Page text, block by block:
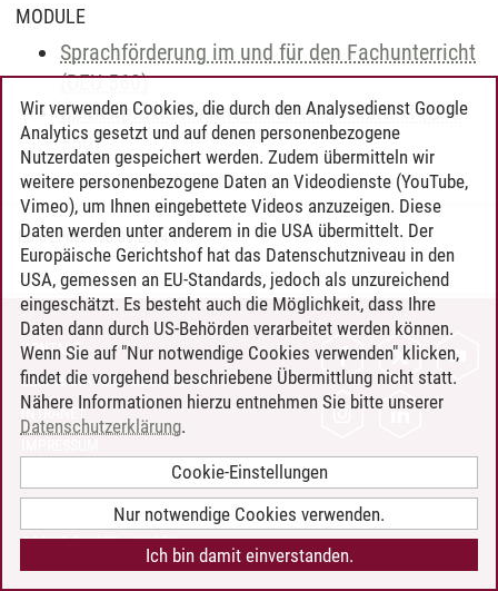
MODULE
Sprachförderung im und für den Fachunterricht
(DEU 560)
Sprachpraxis im interkulturellen Kontext (Deu
550)
Timo Leder/30.06.2024
KONTAKT
LEUPHANA ALS ARBEITGEBER
INTRANET
BARRIEREFREIHEIT
COOKIE-EINSTELLUNGEN
Wir verwenden Cookies, die durch den Analysedienst Google
Analytics gesetzt und auf denen personenbezogene
Nutzerdaten gespeichert werden. Zudem übermitteln wir
weitere personenbezogene Daten an Videodienste (YouTube,
Vimeo), um Ihnen eingebettete Videos anzuzeigen. Diese
Daten werden unter anderem in die USA übermittelt. Der
Europäische Gerichtshof hat das Datenschutzniveau in den
USA, gemessen an EU-Standards, jedoch als unzureichend
eingeschätzt. Es besteht auch die Möglichkeit, dass Ihre
Daten dann durch US-Behörden verarbeitet werden können.
Wenn Sie auf "Nur notwendige Cookies verwenden" klicken,
findet die vorgehend beschriebene Übermittlung nicht statt.
Nähere Informationen hierzu entnehmen Sie bitte unserer
Datenschutzerklärung.
Cookie-Einstellungen
Nur notwendige Cookies verwenden.
Ich bin damit einverstanden.